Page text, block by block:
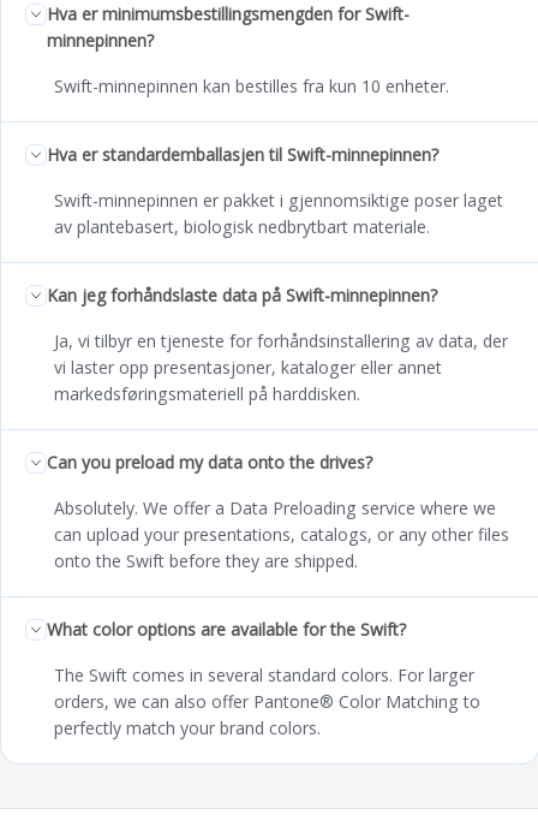
Hva er minimumsbestillingsmengden for Swift-
minnepinnen?
Swift-minnepinnen kan bestilles fra kun 10 enheter.
Hva er standardemballasjen til Swift-minnepinnen?
Swift-minnepinnen er pakket i gjennomsiktige poser laget
av plantebasert, biologisk nedbrytbart materiale.
Kan jeg forhåndslaste data på Swift-minnepinnen?
Ja, vi tilbyr en tjeneste for forhåndsinstallering av data, der
vi laster opp presentasjoner, kataloger eller annet
markedsføringsmateriell på harddisken.
Can you preload my data onto the drives?
Absolutely. We offer a Data Preloading service where we
can upload your presentations, catalogs, or any other files
onto the Swift before they are shipped.
What color options are available for the Swift?
The Swift comes in several standard colors. For larger
orders, we can also offer Pantone® Color Matching to
perfectly match your brand colors.